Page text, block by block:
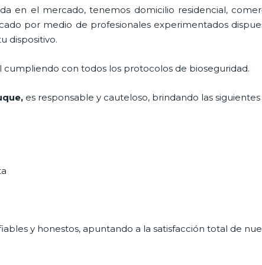
en el mercado, tenemos domicilio residencial,
por medio de profesionales experimentados
dispositivo.
cumpliendo con todos los protocolos de bioseguridad.
es responsable y cauteloso, brindando las siguientes
y honestos, apuntando a la satisfacción total de